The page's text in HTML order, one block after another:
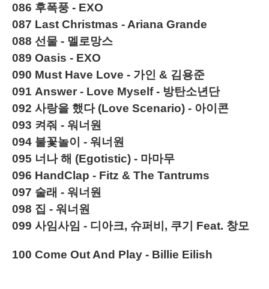
086 후폭풍 - EXO
087 Last Christmas - Ariana Grande
088 선물 - 멜로망스
089 Oasis - EXO
090 Must Have Love - 가인 & 김용준
091 Answer - Love Myself - 방탄소년단
092 사랑을 했다 (Love Scenario) - 아이콘
093 켜줘 - 워너원
094 불꽃놀이 - 워너원
095 너나 해 (Egotistic) - 마마무
096 HandClap - Fitz & The Tantrums
097 술래 - 워너원
098 집 - 워너원
099 사임사임 - 디아크, 슈퍼비, 쿠기 Feat. 창모
100 Come Out And Play - Billie Eilish